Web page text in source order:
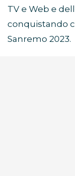
TV e Web e
conquistando
Sanremo 2023.